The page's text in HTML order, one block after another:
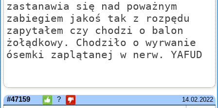
zastanawia się nad poważnym
zabiegiem jakoś tak z rozpędu
zapytałem czy chodzi o balon
żołądkowy. Chodziło o wyrwanie
ósemki zaplątanej w nerw. YAFUD
14.02.2022
#47159 ?